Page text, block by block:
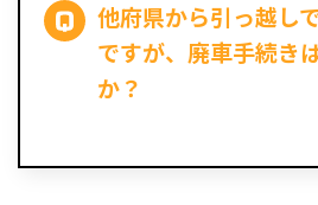
他府県から引っ越し
ですが、廃車手続き
か？